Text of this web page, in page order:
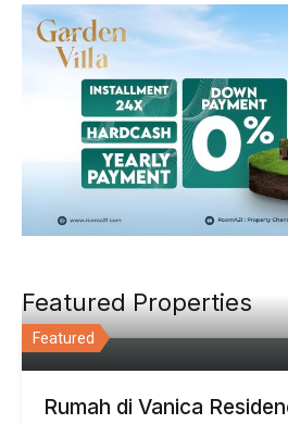
Featured Properties
Featured
Rumah di Vanica